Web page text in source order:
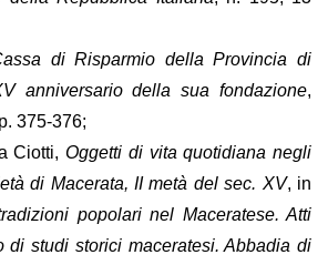
di Risparmio della Provincia di
anniversario della sua fondazione,
375-376;
Ciotti, Oggetti di vita quotidiana negli
di Macerata, II metà del sec. XV, in
popolari nel Maceratese. Atti
di studi storici maceratesi. Abbadia di